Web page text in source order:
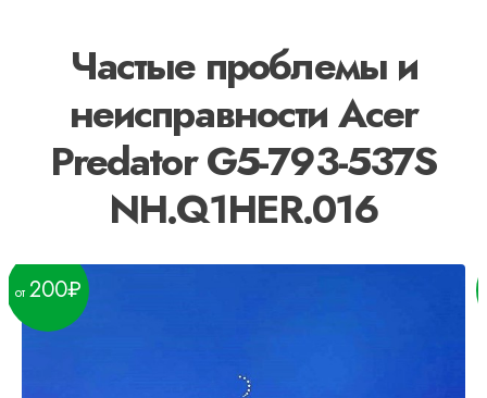
Частые проблемы и
неисправности Acer
Predator G5-793-537S
NH.Q1HER.016
200